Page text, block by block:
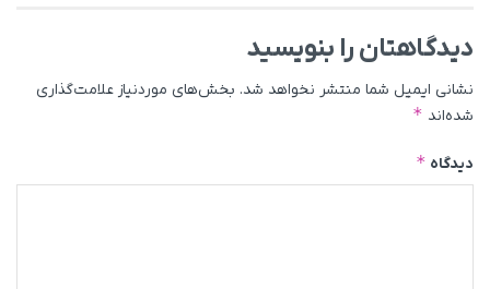
دیدگاهتان را بنویسید
نشانی ایمیل شما منتشر نخواهد شد. بخش‌های موردنیاز علامت‌گذاری
شده‌اند *
دیدگاه *